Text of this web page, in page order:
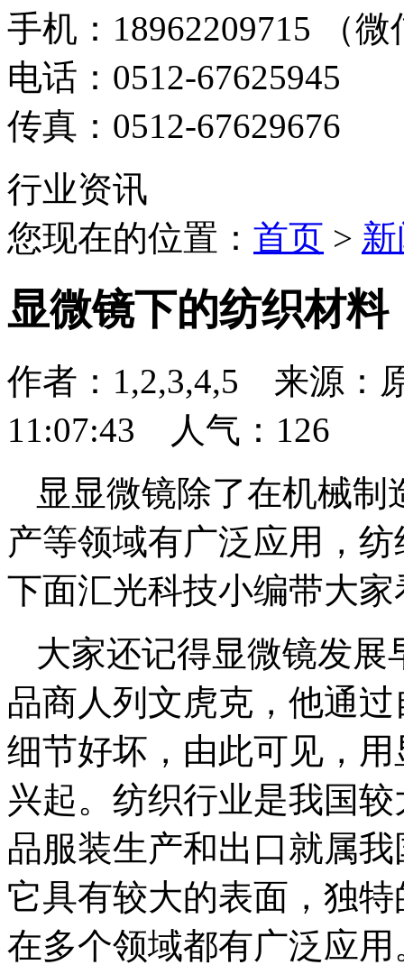
手机：18962209715 （
电话：0512-67625945
传真：0512-67629676
行业资讯
您现在的位置： 首页 >
显微镜下的纺织材料
作者：1,2,3,4,5 来源：
11:07:43 人气： 126
显显微镜除了在机械
产等领域有广泛应用，
下面汇光科技小编带大
大家还记得显微镜发
品商人列文虎克，他通
细节好坏，由此可见，
兴起。纺织行业是我国
品服装生产和出口就属
它具有较大的表面，独
在多个领域都有广泛应